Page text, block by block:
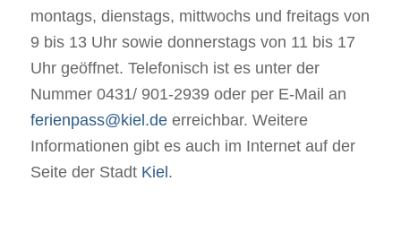
montags, dienstags, mittwochs und freitags von
9 bis 13 Uhr sowie donnerstags von 11 bis 17
Uhr geöffnet. Telefonisch ist es unter der
Nummer 0431/ 901-2939 oder per E-Mail an
ferienpass@kiel.deerreichbar. Weitere
Informationen gibt es auch im Internet auf der
Seite der Stadt Kiel.